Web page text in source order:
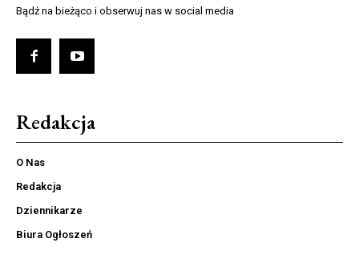
Bądź na bieżąco i obserwuj nas w social media
Redakcja
O Nas
Redakcja
Dziennikarze
Biura Ogłoszeń